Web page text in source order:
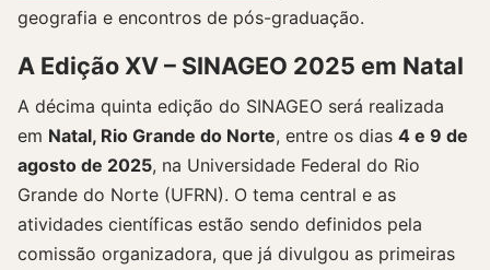
geografia e encontros de pós-graduação.
A Edição XV – SINAGEO 2025 em Natal
A décima quinta edição do SINAGEO será realizada
em Natal, Rio Grande do Norte, entre os dias 4 e 9 de
agosto de 2025, na Universidade Federal do Rio
Grande do Norte (UFRN). O tema central e as
atividades científicas estão sendo definidos pela
comissão organizadora, que já divulgou as primeiras